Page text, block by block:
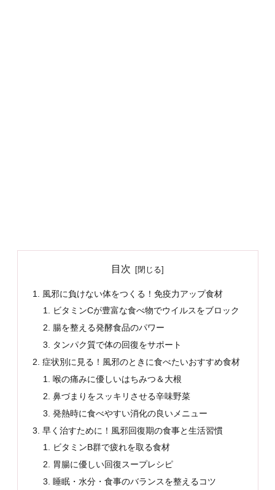
目次
風邪に負けない体をつくる！免疫力アップ食材
ビタミンCが豊富な食べ物でウイルスをブロック
腸を整える発酵食品のパワー
タンパク質で体の回復をサポート
症状別に見る！風邪のときに食べたいおすすめ食材
喉の痛みに優しいはちみつ＆大根
鼻づまりをスッキリさせる辛味野菜
発熱時に食べやすい消化の良いメニュー
早く治すために！風邪回復期の食事と生活習慣
ビタミンB群で疲れを取る食材
胃腸に優しい回復スープレシピ
睡眠・水分・食事のバランスを整えるコツ